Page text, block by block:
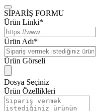
SİPARİŞ FORMU
Ürün Linki*
Ürün Adı*
Ürün Görseli
Dosya Seçiniz
Ürün Özellikleri